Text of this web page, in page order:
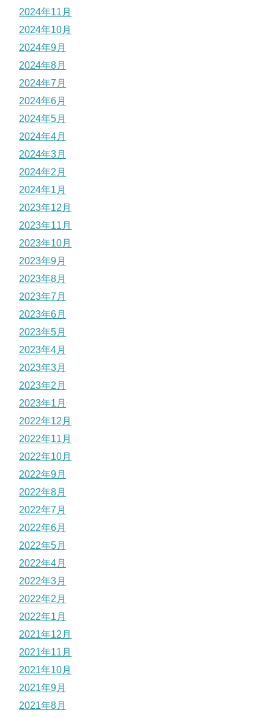
2024年11月
2024年10月
2024年9月
2024年8月
2024年7月
2024年6月
2024年5月
2024年4月
2024年3月
2024年2月
2024年1月
2023年12月
2023年11月
2023年10月
2023年9月
2023年8月
2023年7月
2023年6月
2023年5月
2023年4月
2023年3月
2023年2月
2023年1月
2022年12月
2022年11月
2022年10月
2022年9月
2022年8月
2022年7月
2022年6月
2022年5月
2022年4月
2022年3月
2022年2月
2022年1月
2021年12月
2021年11月
2021年10月
2021年9月
2021年8月